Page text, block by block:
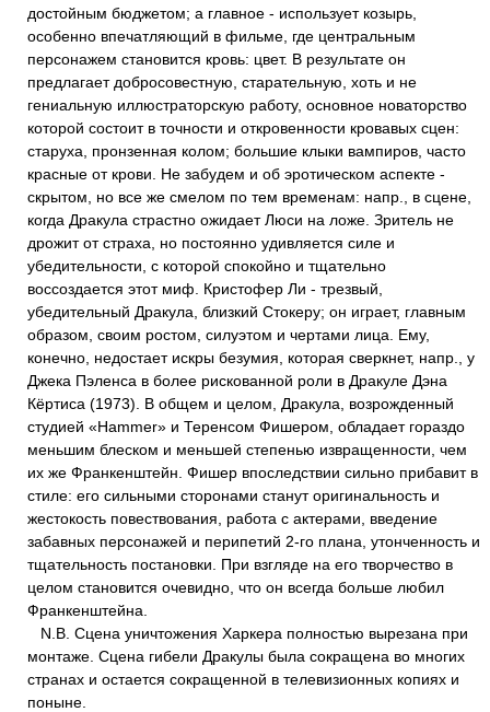
достойным бюджетом; а главное - использует козырь,
особенно впечатляющий в фильме, где центральным
персонажем становится кровь: цвет. В результате он
предлагает добросовестную, старательную, хоть и не
гениальную иллюстраторскую работу, основное новаторство
которой состоит в точности и откровенности кровавых сцен:
старуха, пронзенная колом; большие клыки вампиров, часто
красные от крови. Не забудем и об эротическом аспекте -
скрытом, но все же смелом по тем временам: напр., в сцене,
когда Дракула страстно ожидает Люси на ложе. Зритель не
дрожит от страха, но постоянно удивляется силе и
убедительности, с которой спокойно и тщательно
воссоздается этот миф. Кристофер Ли - трезвый,
убедительный Дракула, близкий Стокеру; он играет, главным
образом, своим ростом, силуэтом и чертами лица. Ему,
конечно, недостает искры безумия, которая сверкнет, напр., у
Джека Пэленса в более рискованной роли в Дракуле Дэна
Кёртиса (1973). В общем и целом, Дракула, возрожденный
студией «Наmmеr» и Теренсом Фишером, обладает гораздо
меньшим блеском и меньшей степенью извращенности, чем
их же Франкенштейн. Фишер впоследствии сильно прибавит в
стиле: его сильными сторонами станут оригинальность и
жестокость повествования, работа с актерами, введение
забавных персонажей и перипетий 2-го плана, утонченность и
тщательность постановки. При взгляде на его творчество в
целом становится очевидно, что он всегда больше любил
Франкенштейна.
N.В. Сцена уничтожения Харкера полностью вырезана при
монтаже. Сцена гибели Дракулы была сокращена во многих
странах и остается сокращенной в телевизионных копиях и
поныне.